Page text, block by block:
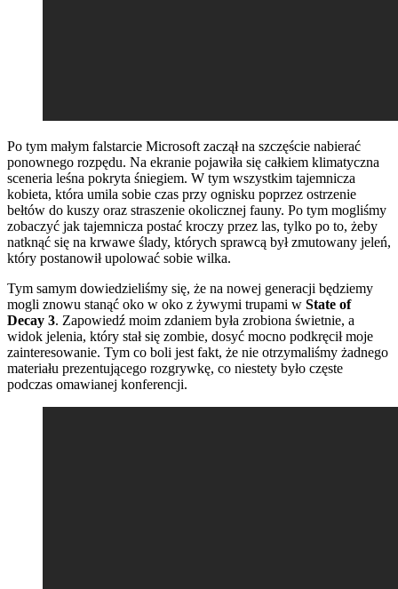
Po tym małym falstarcie Microsoft zaczął na szczęście nabierać
ponownego rozpędu. Na ekranie pojawiła się całkiem klimatyczna
sceneria leśna pokryta śniegiem. W tym wszystkim tajemnicza
kobieta, która umila sobie czas przy ognisku poprzez ostrzenie
bełtów do kuszy oraz straszenie okolicznej fauny. Po tym mogliśmy
zobaczyć jak tajemnicza postać kroczy przez las, tylko po to, żeby
natknąć się na krwawe ślady, których sprawcą był zmutowany jeleń,
który postanowił upolować sobie wilka.
Tym samym dowiedzieliśmy się, że na nowej generacji będziemy
mogli znowu stanąć oko w oko z żywymi trupami w State of
Decay 3. Zapowiedź moim zdaniem była zrobiona świetnie, a
widok jelenia, który stał się zombie, dosyć mocno podkręcił moje
zainteresowanie. Tym co boli jest fakt, że nie otrzymaliśmy żadnego
materiału prezentującego rozgrywkę, co niestety było częste
podczas omawianej konferencji.